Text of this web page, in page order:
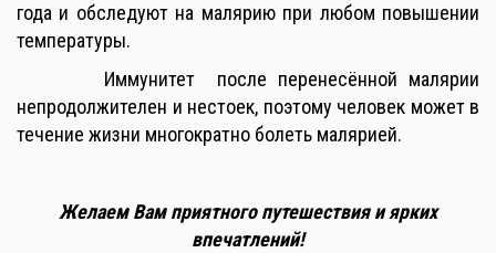
года и обследуют на малярию при любом повышении
температуры.
Иммунитет после перенесённой малярии
непродолжителен и нестоек, поэтому человек может в
течение жизни многократно болеть малярией.
Желаем Вам приятного путешествия и ярких
впечатлений!